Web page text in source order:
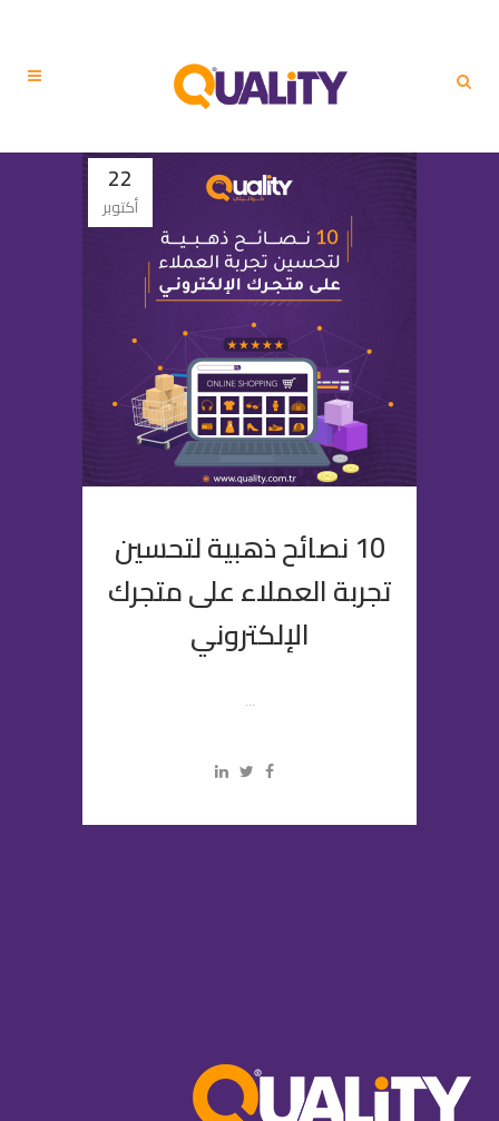
22
أكتوبر
10 نصائح ذهبية لتحسين
تجربة العملاء على متجرك
الإلكتروني
...